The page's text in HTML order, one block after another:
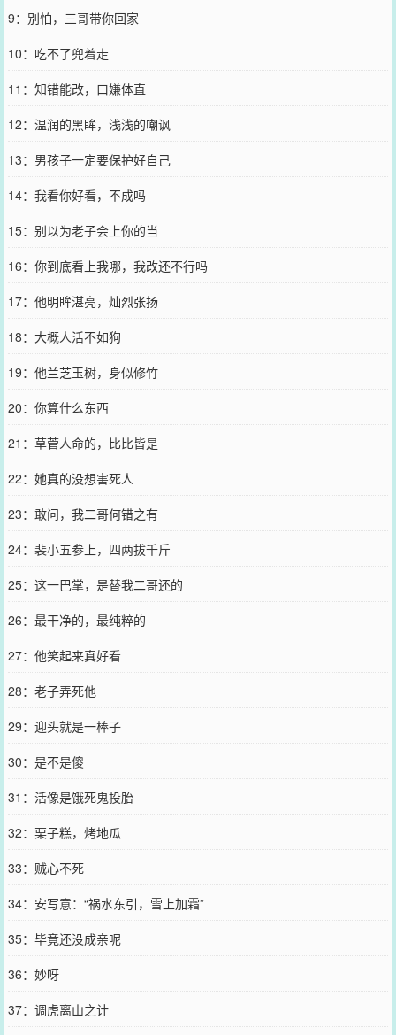
9：别怕，三哥带你回家
10：吃不了兜着走
11：知错能改，口嫌体直
12：温润的黑眸，浅浅的嘲讽
13：男孩子一定要保护好自己
14：我看你好看，不成吗
15：别以为老子会上你的当
16：你到底看上我哪，我改还不行吗
17：他明眸湛亮，灿烈张扬
18：大概人活不如狗
19：他兰芝玉树，身似修竹
20：你算什么东西
21：草菅人命的，比比皆是
22：她真的没想害死人
23：敢问，我二哥何错之有
24：裴小五参上，四两拔千斤
25：这一巴掌，是替我二哥还的
26：最干净的，最纯粹的
27：他笑起来真好看
28：老子弄死他
29：迎头就是一棒子
30：是不是傻
31：活像是饿死鬼投胎
32：栗子糕，烤地瓜
33：贼心不死
34：安写意：“祸水东引，雪上加霜”
35：毕竟还没成亲呢
36：妙呀
37：调虎离山之计